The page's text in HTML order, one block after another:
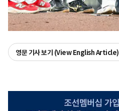
영문 기사 보기 (View English Article)